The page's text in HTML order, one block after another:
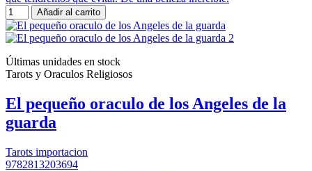
Añadir al carrito
Últimas unidades en stock
Tarots y Oraculos Religiosos
El pequeño oraculo de los Angeles de la
guarda
Tarots importacion
9782813203694